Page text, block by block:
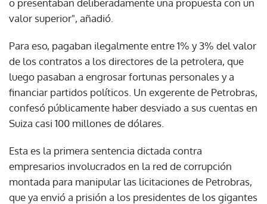
o presentaban deliberadamente una propuesta con un
valor superior", añadió.
Para eso, pagaban ilegalmente entre 1% y 3% del valor
de los contratos a los directores de la petrolera, que
luego pasaban a engrosar fortunas personales y a
financiar partidos políticos. Un exgerente de Petrobras,
confesó públicamente haber desviado a sus cuentas en
Suiza casi 100 millones de dólares.
Esta es la primera sentencia dictada contra
empresarios involucrados en la red de corrupción
montada para manipular las licitaciones de Petrobras,
que ya envió a prisión a los presidentes de los gigantes